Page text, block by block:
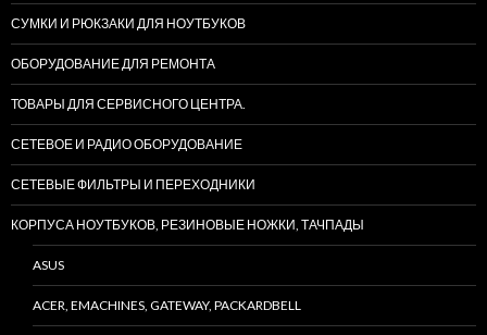
СУМКИ И РЮКЗАКИ ДЛЯ НОУТБУКОВ
ОБОРУДОВАНИЕ ДЛЯ РЕМОНТА
ТОВАРЫ ДЛЯ СЕРВИСНОГО ЦЕНТРА.
СЕТЕВОЕ И РАДИО ОБОРУДОВАНИЕ
СЕТЕВЫЕ ФИЛЬТРЫ И ПЕРЕХОДНИКИ
КОРПУСА НОУТБУКОВ, РЕЗИНОВЫЕ НОЖКИ, ТАЧПАДЫ
ASUS
ACER, EMACHINES, GATEWAY, PACKARDBELL